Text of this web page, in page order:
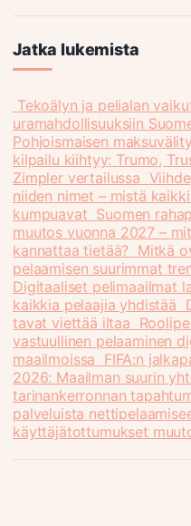
Jatka lukemista
Tekoälyn ja pelialan
uramahdollisuuksiin
Pohjoismaisen
kilpailu kiihtyy: Trumo,
Zimpler vertailussa
niiden nimet – mistä
kumpuavat Suomen
muutos vuonna 2027 –
kannattaa tietää? Mitkä
pelaamisen suurimmat
Digitaaliset pelimaailmat
kaikkia pelaajia yhdistää
tavat viettää iltaa
vastuullinen pelaaminen
maailmoissa FIFA:n
2026: Maailman suurin
tarinankerronnan
palveluista
käyttäjätottumukset